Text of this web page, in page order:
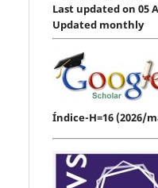
Last updated on 05
Updated monthly
Índice-H=16 (2026/